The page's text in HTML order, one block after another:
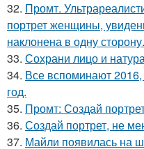
32. Промт.
портрет женщины,
наклонена в одну сторону.
33. Сохрани лицо и
34. Все вспоминают 2016,
год.
35. Промт: Создай
36. Создай портрет, не
37. Майли появилась на